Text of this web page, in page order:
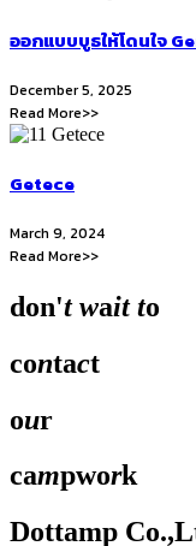
ออกแบบบูธให้โดนใจ
December 5, 2025
Read More>>
Getece
March 9, 2024
Read More>>
don't wait to
contact
our
campwork
Dottamp